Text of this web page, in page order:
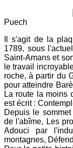
Puech
Il s'agit de la
1789, sous
Saint-Amans et
le travail
roche, à partir du
pour atteindre
La route la moins
est écrit :
Depuis le
de l'abîme, Les
Adouci par
montagnes,